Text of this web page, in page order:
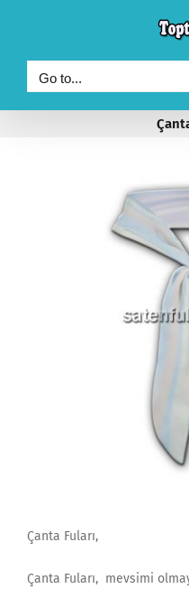
content
Go to...
Çanta Fuları,
Çanta Fuları, mevsimi